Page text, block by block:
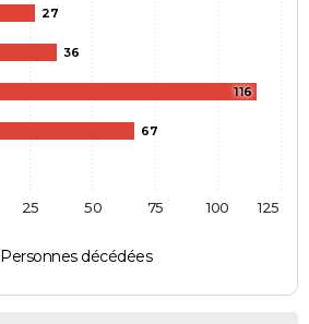
27
36
116
67
Personnes décédées
100
25 50 75 125